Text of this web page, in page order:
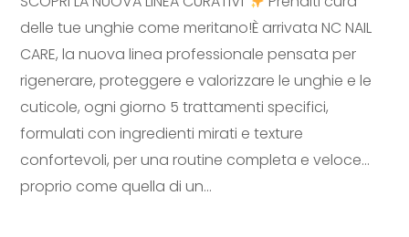
delle tue unghie come meritano!È arrivata NC NAIL
CARE, la nuova linea professionale pensata per
rigenerare, proteggere e valorizzare le unghie e le
cuticole, ogni giorno 5 trattamenti specifici,
formulati con ingredienti mirati e texture
confortevoli, per una routine completa e veloce…
proprio come quella di un...